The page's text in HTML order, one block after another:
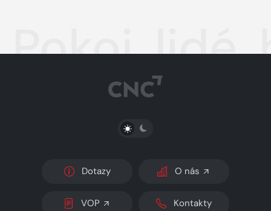
Pokoj,
PŘEPNOUT SVĚTLÝ/TMAVÝ REŽIM
Dotazy O nás
VOP Kontakty